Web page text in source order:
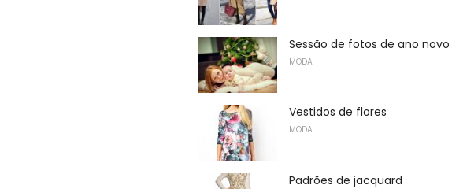
Sessão de fotos de ano
MODA
Vestidos de flores
MODA
Padrões de jacquard